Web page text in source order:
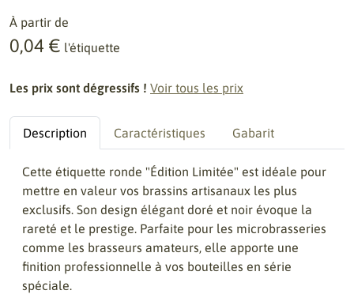
À partir de
0,04 € l'étiquette
Les prix sont dégressifs ! Voir tous les prix
Description Caractéristiques Gabarit
Cette étiquette ronde "Édition Limitée" est idéale pour
mettre en valeur vos brassins artisanaux les plus
exclusifs. Son design élégant doré et noir évoque la
rareté et le prestige. Parfaite pour les microbrasseries
comme les brasseurs amateurs, elle apporte une
finition professionnelle à vos bouteilles en série
spéciale.